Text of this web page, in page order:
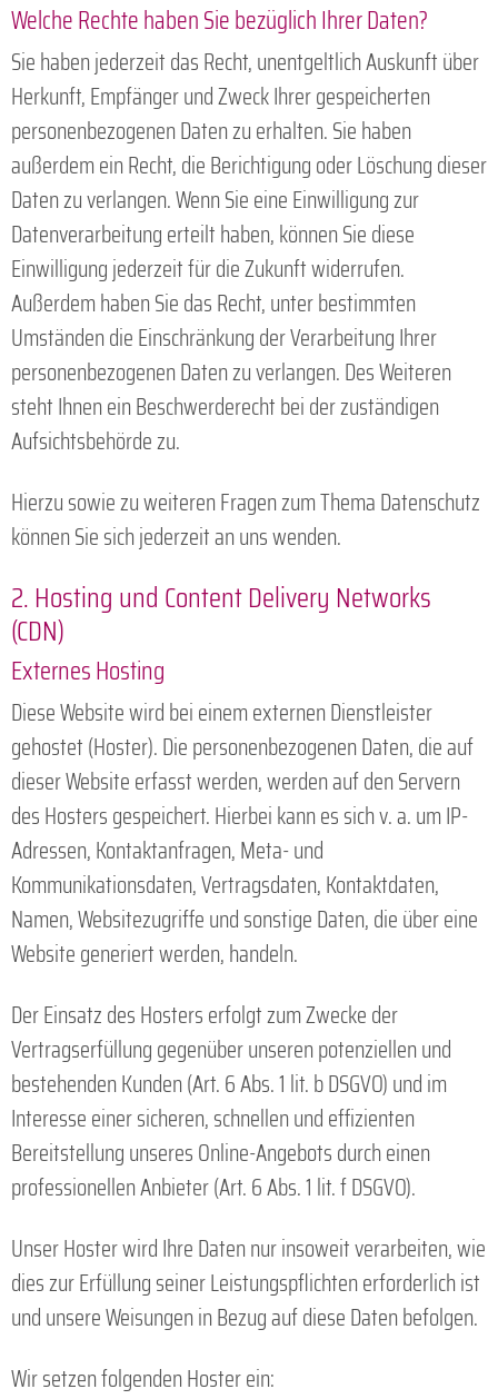
Welche Rechte haben Sie bezüglich Ihrer Daten?
Sie haben jederzeit das Recht, unentgeltlich Auskunft über
Herkunft, Empfänger und Zweck Ihrer gespeicherten
personenbezogenen Daten zu erhalten. Sie haben
außerdem ein Recht, die Berichtigung oder Löschung dieser
Daten zu verlangen. Wenn Sie eine Einwilligung zur
Datenverarbeitung erteilt haben, können Sie diese
Einwilligung jederzeit für die Zukunft widerrufen.
Außerdem haben Sie das Recht, unter bestimmten
Umständen die Einschränkung der Verarbeitung Ihrer
personenbezogenen Daten zu verlangen. Des Weiteren
steht Ihnen ein Beschwerderecht bei der zuständigen
Aufsichtsbehörde zu.
Hierzu sowie zu weiteren Fragen zum Thema Datenschutz
können Sie sich jederzeit an uns wenden.
2. Hosting und Content Delivery Networks
(CDN)
Externes Hosting
Diese Website wird bei einem externen Dienstleister
gehostet (Hoster). Die personenbezogenen Daten, die auf
dieser Website erfasst werden, werden auf den Servern
des Hosters gespeichert. Hierbei kann es sich v. a. um IP-
Adressen, Kontaktanfragen, Meta- und
Kommunikationsdaten, Vertragsdaten, Kontaktdaten,
Namen, Websitezugriffe und sonstige Daten, die über eine
Website generiert werden, handeln.
Der Einsatz des Hosters erfolgt zum Zwecke der
Vertragserfüllung gegenüber unseren potenziellen und
bestehenden Kunden (Art. 6 Abs. 1 lit. b DSGVO) und im
Interesse einer sicheren, schnellen und effizienten
Bereitstellung unseres Online-Angebots durch einen
professionellen Anbieter (Art. 6 Abs. 1 lit. f DSGVO).
Unser Hoster wird Ihre Daten nur insoweit verarbeiten, wie
dies zur Erfüllung seiner Leistungspflichten erforderlich ist
und unsere Weisungen in Bezug auf diese Daten befolgen.
Wir setzen folgenden Hoster ein: